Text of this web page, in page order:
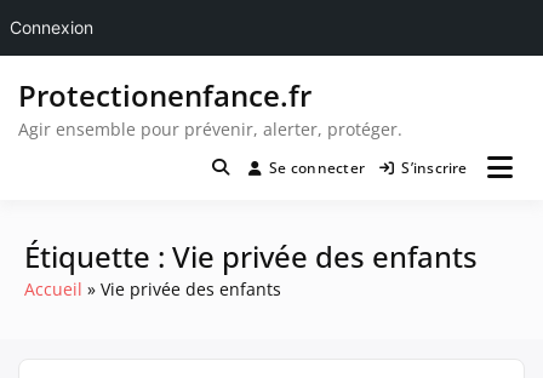
contenu
Protectionenfance.fr
Agir ensemble pour prévenir, alerter, protéger.
Se connecter S’inscrire
Étiquette : Vie privée des enfants
Accueil Vie privée des enfants
Connexion